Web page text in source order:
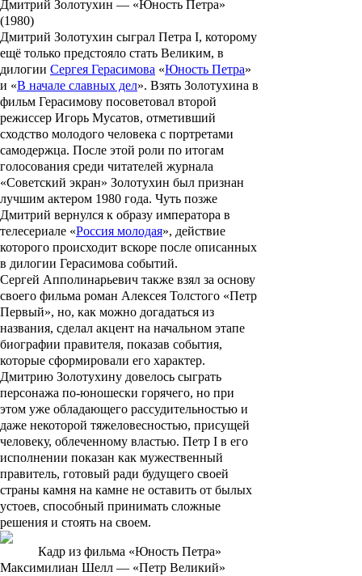
Дмитрий Золотухин — «Юность Петра»
(1980)
Дмитрий Золотухин сыграл Петра I, которому
ещё только предстояло стать Великим, в
дилогии Сергея Герасимова «Юность Петра»
и «В начале славных дел». Взять Золотухина в
фильм Герасимову посоветовал второй
режиссер Игорь Мусатов, отметивший
сходство молодого человека с портретами
самодержца. После этой роли по итогам
голосования среди читателей журнала
«Советский экран» Золотухин был признан
лучшим актером 1980 года. Чуть позже
Дмитрий вернулся к образу императора в
телесериале «Россия молодая», действие
которого происходит вскоре после описанных
в дилогии Герасимова событий.
Сергей Апполинарьевич также взял за основу
своего фильма роман Алексея Толстого «Петр
Первый», но, как можно догадаться из
названия, сделал акцент на начальном этапе
биографии правителя, показав события,
которые сформировали его характер.
Дмитрию Золотухину довелось сыграть
персонажа по-юношески горячего, но при
этом уже обладающего рассудительностью и
даже некоторой тяжеловесностью, присущей
человеку, облеченному властью. Петр I в его
исполнении показан как мужественный
правитель, готовый ради будущего своей
страны камня на камне не оставить от былых
устоев, способный принимать сложные
решения и стоять на своем.
Кадр из фильма «Юность Петра»
Максимилиан Шелл — «Петр Великий»